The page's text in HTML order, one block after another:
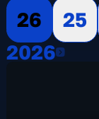
26
25
20262026